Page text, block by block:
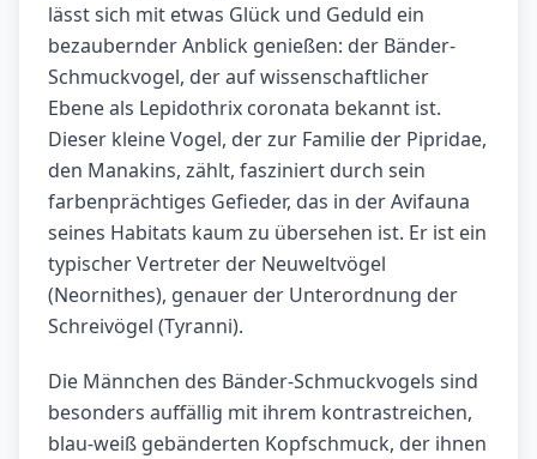
lässt sich mit etwas Glück und Geduld ein
bezaubernder Anblick genießen: der Bänder-
Schmuckvogel, der auf wissenschaftlicher
Ebene als Lepidothrix coronata bekannt ist.
Dieser kleine Vogel, der zur Familie der Pipridae,
den Manakins, zählt, fasziniert durch sein
farbenprächtiges Gefieder, das in der Avifauna
seines Habitats kaum zu übersehen ist. Er ist ein
typischer Vertreter der Neuweltvögel
(Neornithes), genauer der Unterordnung der
Schreivögel (Tyranni).
Die Männchen des Bänder-Schmuckvogels sind
besonders auffällig mit ihrem kontrastreichen,
blau-weiß gebänderten Kopfschmuck, der ihnen